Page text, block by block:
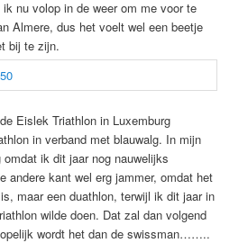
nu volop in de weer om me voor te
Almere, dus het voelt wel een beetje
bij te zijn.
Eislek Triathlon in Luxemburg
in verband met blauwalg. In mijn
ik dit jaar nog nauwelijks
andere kant wel erg jammer, omdat het
maar een duathlon, terwijl ik dit jaar in
wilde doen. Dat zal dan volgend
wordt het dan de swissman……..